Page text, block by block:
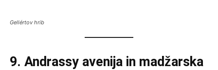
Gellértov hrib
9. Andrassy avenija in madžarska